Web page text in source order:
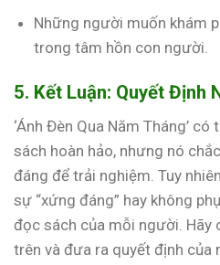
Những người muốn khám
trong tâm hồn con người.
5. Kết Luận: Quyết Định
‘Ánh Đèn Qua Năm Tháng’
sách hoàn hảo, nhưng nó
đáng để trải nghiệm. Tuy
sự “xứng đáng” hay không
đọc sách của mỗi người. Hãy
trên và đưa ra quyết định của